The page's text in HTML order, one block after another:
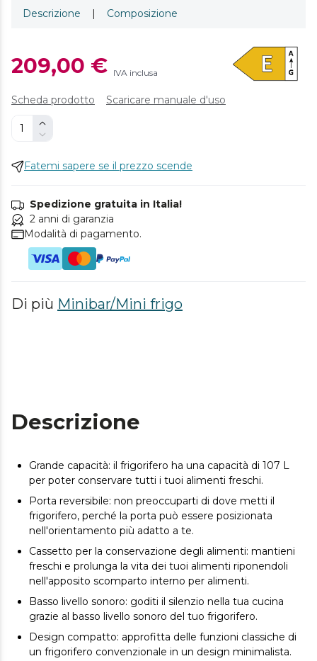
Descrizione | Composizione
209,00 € IVA inclusa
Scheda prodotto Scaricare manuale d'uso
Fatemi sapere se il prezzo scende
Spedizione gratuita in Italia!
2 anni di garanzia
Modalità di pagamento.
Di più Minibar/Mini frigo
Descrizione
Grande capacità: il frigorifero ha una capacità di 107 L
per poter conservare tutti i tuoi alimenti freschi.
Porta reversibile: non preoccuparti di dove metti il ​​
frigorifero, perché la porta può essere posizionata
nell'orientamento più adatto a te.
Cassetto per la conservazione degli alimenti: mantieni
freschi e prolunga la vita dei tuoi alimenti riponendoli
nell'apposito scomparto interno per alimenti.
Basso livello sonoro: goditi il ​​silenzio nella tua cucina
grazie al basso livello sonoro del tuo frigorifero.
Design compatto: approfitta delle funzioni classiche di
un frigorifero convenzionale in un design minimalista.